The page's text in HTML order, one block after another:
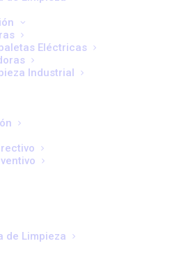
Eléctricas
Industrial
de Limpieza
años avalan
negocio